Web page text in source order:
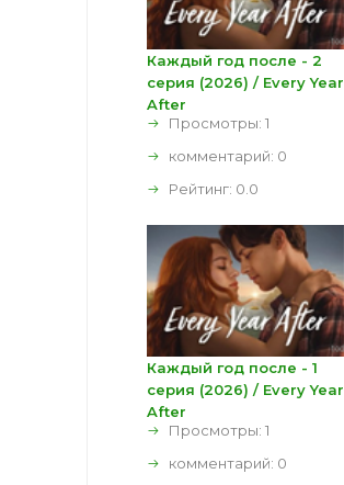
Каждый год после - 2
серия (2026) / Every Year
After
Просмотры: 1
комментарий: 0
Рейтинг: 0.0
Каждый год после - 1
серия (2026) / Every Year
After
Просмотры: 1
комментарий: 0